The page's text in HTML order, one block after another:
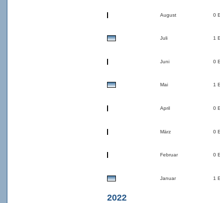
August 0
Juli 1
Juni 0
Mai 1
April 0
März 0
Februar 0
Januar 1
2022